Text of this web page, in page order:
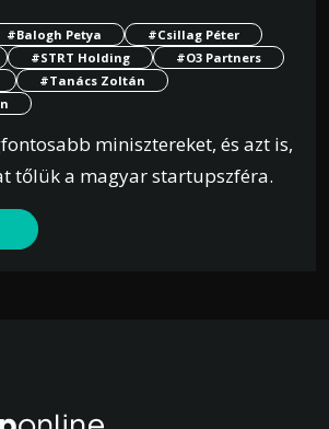
#Balogh Petya
#Csillag Péter
#STRT Holding
#O3 Partners
#Tanács Zoltán
minisztereket, és azt is,
tőlük a magyar startupszféra.